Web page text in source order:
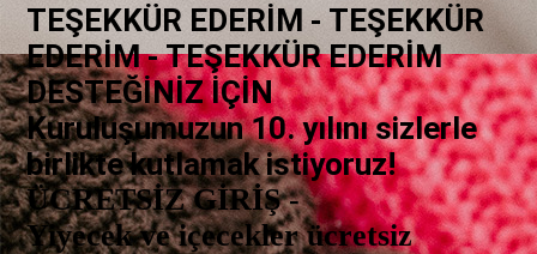
TEŞEKKÜR EDERİM - TEŞEKKÜR
EDERİM - TEŞEKKÜR EDERİM
DESTEĞİNİZ İÇİN
Kuruluşumuzun 10. yılını sizlerle
birlikte kutlamak istiyoruz!
ÜCRETSİZ GİRİŞ -
Yiyecek ve içecekler ücretsiz